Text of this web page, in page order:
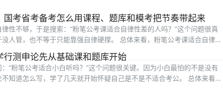
考省考备考怎么用课程、题库和模考把节奏带起来
性不够，于是搜索：“粉笔公考课适合自律性差的人吗？”这个问题很真
人管，也不等于只能靠强自律硬撑。 总体来看，粉笔公考课适合自律性
测申论先从基础课和题库开始
“粉笔公考适合小白听吗？”这个问题很关键。因为小白最怕的不是没有
知道怎么写，学了几天就开始怀疑自己是不是不适合考公。 总体来看，